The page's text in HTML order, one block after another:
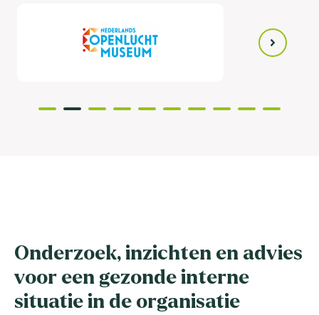
Onderzoek, inzichten en advies
voor een gezonde interne
situatie in de organisatie